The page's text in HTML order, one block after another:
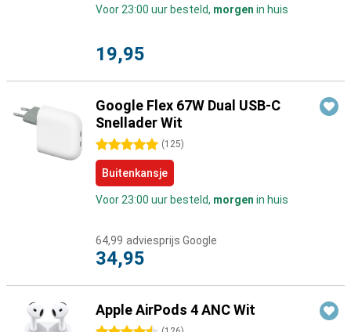
Voor 23:00 uur besteld, morgen in huis
19,95
Google Flex 67W Dual USB-C
Snellader Wit
5 sterren (125)
Buitenkansje
Voor 23:00 uur besteld, morgen in huis
64,99 adviesprijs Google
34,95
Apple AirPods 4 ANC Wit